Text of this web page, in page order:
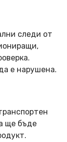
следи от
е нарушена.
ще бъде